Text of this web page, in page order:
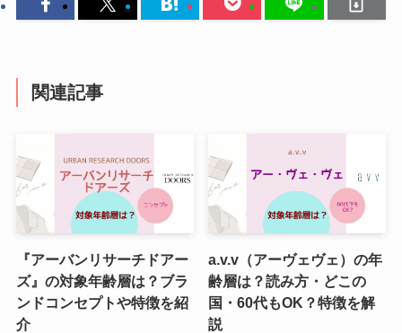
関連記事
『アーバンリサーチドアー
ズ』の対象年齢層は？ブラ
ンドコンセプトや特徴を紹
介
a.v.v（アーヴェヴェ）の年
齢層は？読み方・どこの
国・60代もOK？特徴を解
説